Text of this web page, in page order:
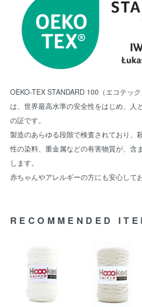
OEKO-TEX STANDARD 100（エコテッ
は、世界最高水準の安全性をはじめ、人
の証です。
製造のあらゆる段階で検査されており、
性の染料、重金属などの有害物質が、含
します。
赤ちゃんやアレルギーの方にも安心して
RECOMMENDED